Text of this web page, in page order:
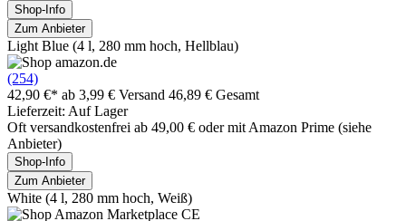
Shop-Info
Zum Anbieter
Light Blue (4 l, 280 mm hoch, Hellblau)
(254)
42,90 €* ab 3,99 € Versand 46,89 € Gesamt
Lieferzeit: Auf Lager
Oft versandkostenfrei ab 49,00 € oder mit Amazon Prime (siehe
Anbieter)
Shop-Info
Zum Anbieter
White (4 l, 280 mm hoch, Weiß)